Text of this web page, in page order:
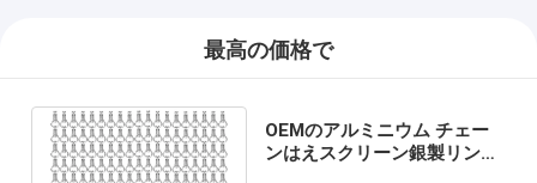
最高の価格で
OEMのアルミニウム チェー
ンはえスクリーン銀製リンク